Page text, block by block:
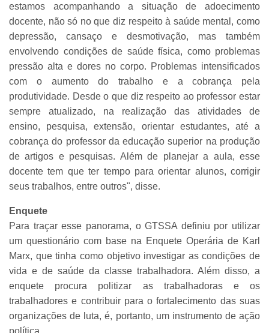
estamos acompanhando a situação de adoecimento
docente, não só no que diz respeito à saúde mental, como
depressão, cansaço e desmotivação, mas também
envolvendo condições de saúde física, como problemas
pressão alta e dores no corpo. Problemas intensificados
com o aumento do trabalho e a cobrança pela
produtividade. Desde o que diz respeito ao professor estar
sempre atualizado, na realização das atividades de
ensino, pesquisa, extensão, orientar estudantes, até a
cobrança do professor da educação superior na produção
de artigos e pesquisas. Além de planejar a aula, esse
docente tem que ter tempo para orientar alunos, corrigir
seus trabalhos, entre outros", disse.
Enquete
Para traçar esse panorama, o GTSSA definiu por utilizar
um questionário com base na Enquete Operária de Karl
Marx, que tinha como objetivo investigar as condições de
vida e de saúde da classe trabalhadora. Além disso, a
enquete procura politizar as trabalhadoras e os
trabalhadores e contribuir para o fortalecimento das suas
organizações de luta, é, portanto, um instrumento de ação
política.